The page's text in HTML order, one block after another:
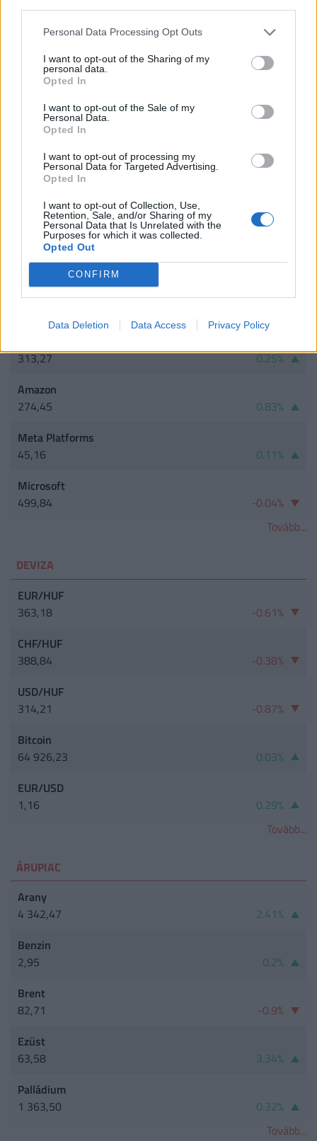
Personal Data Processing Opt Outs
I want to opt-out of the Sharing of my
personal data.
Opted In
I want to opt-out of the Sale of my
Personal Data.
Opted In
I want to opt-out of processing my
Personal Data for Targeted Advertising.
Opted In
I want to opt-out of Collection, Use,
Retention, Sale, and/or Sharing of my
Personal Data that Is Unrelated with the
Purposes for which it was collected.
Opted Out
CONFIRM
Data Deletion Data Access Privacy Policy
69,76
-1.04%
Deutsche Post
45,96
-0.26%
Tesco
0.35%
Michelin
111,85
2.61%
Peugeot
22,09
Tovább...
AMERIKAI RÉSZVÉNY
Tesla
313,27
0.25%
Amazon
274,45
0.83%
Meta Platforms
45,16
0.11%
Microsoft
499,84
-0.04%
Tovább...
DEVIZA
EUR/HUF
363,18
-0.61%
CHF/HUF
388,84
-0.38%
USD/HUF
314,21
-0.87%
Bitcoin
64 926,23
0.03%
EUR/USD
1,16
0.29%
Tovább...
ÁRUPIAC
Arany
4 342,47
2.41%
Benzin
2,95
0.2%
Brent
82,71
-0.9%
Ezüst
63,58
3.34%
Palládium
1 363,50
0.32%
Tovább...